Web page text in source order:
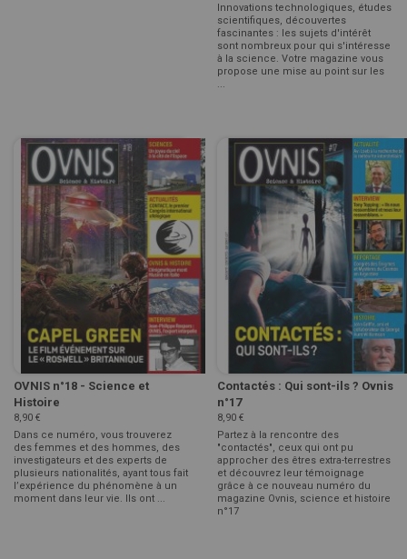
Innovations technologiques, études
scientifiques, découvertes
fascinantes : les sujets d'intérêt
sont nombreux pour qui s'intéresse
à la science. Votre magazine vous
propose une mise au point sur les
...
OVNIS n°18 - Science et
Histoire
8,90 €
Dans ce numéro, vous trouverez
des femmes et des hommes, des
investigateurs et des experts de
plusieurs nationalités, ayant tous fait
l’expérience du phénomène à un
moment dans leur vie. Ils ont ...
Contactés : Qui sont-ils ? Ovnis
n°17
8,90 €
Partez à la rencontre des
"contactés", ceux qui ont pu
approcher des êtres extra-terrestres
et découvrez leur témoignage
grâce à ce nouveau numéro du
magazine Ovnis, science et histoire
n°17